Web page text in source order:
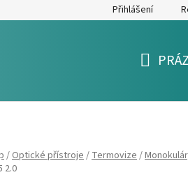
Formulář pro reklamaci a výměnu
Přihlášení
/Optické přístroje/Termovize/
2.0